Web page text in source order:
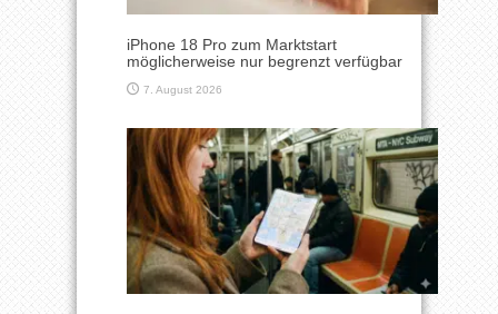
iPhone 18 Pro zum Marktstart
möglicherweise nur begrenzt verfügbar
7. August 2026